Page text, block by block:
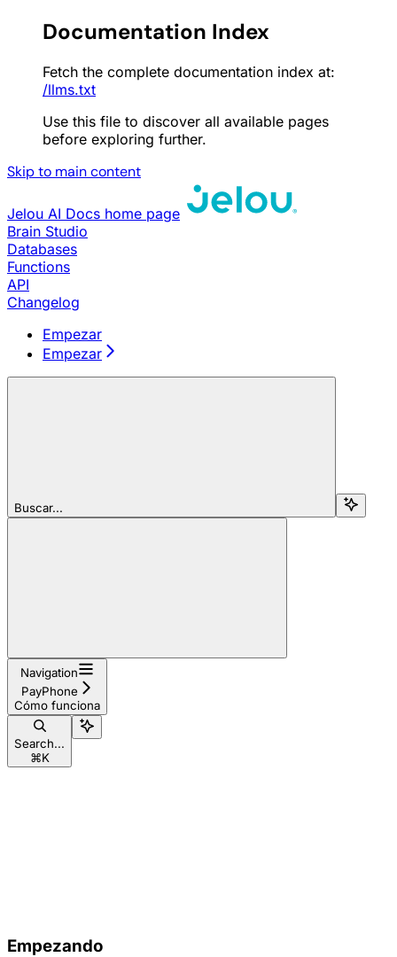
Documentation Index
Fetch the complete documentation index at:
/llms.txt
Use this file to discover all available pages
before exploring further.
Skip to main content
Jelou AI Docs home page
Brain Studio
Databases
Functions
API
Changelog
Empezar
Empezar
Buscar...
Navigation
PayPhone
Cómo funciona
Search...
⌘K
Empezando